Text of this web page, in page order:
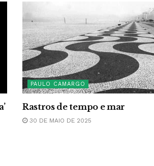
PAULO CAMARGO
Rastros de tempo e mar
30 DE MAIO DE 2025